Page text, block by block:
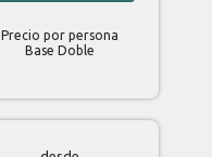
Precio por persona
Base Doble